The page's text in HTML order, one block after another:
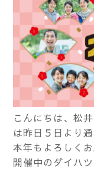
こんにちは、松
は昨日５日より
本年もよろしく
開催中のダイハ